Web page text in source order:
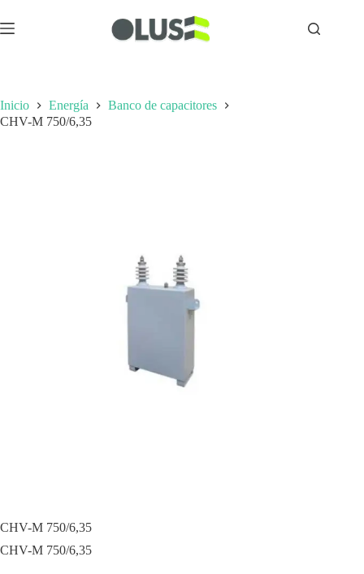
Inicio Energía
Banco de capacitores
CHV-M 750/6,35
CHV-M 750/6,35
CHV-M 750/6,35